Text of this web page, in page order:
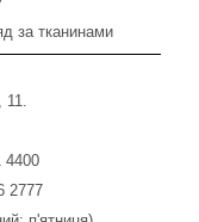
за тканинами
11.
4400
2777